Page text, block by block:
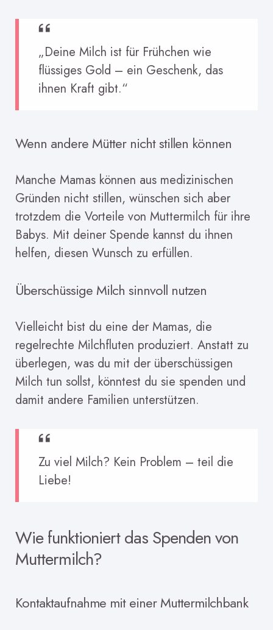
„Deine Milch ist für Frühchen wie
flüssiges Gold – ein Geschenk, das
ihnen Kraft gibt.“
Wenn andere Mütter nicht stillen können
Manche Mamas können aus medizinischen
Gründen nicht stillen, wünschen sich aber
trotzdem die Vorteile von Muttermilch für ihre
Babys. Mit deiner Spende kannst du ihnen
helfen, diesen Wunsch zu erfüllen.
Überschüssige Milch sinnvoll nutzen
Vielleicht bist du eine der Mamas, die
regelrechte Milchfluten produziert. Anstatt zu
überlegen, was du mit der überschüssigen
Milch tun sollst, könntest du sie spenden und
damit andere Familien unterstützen.
Zu viel Milch? Kein Problem – teil die
Liebe!
Wie funktioniert das Spenden von
Muttermilch?
Kontaktaufnahme mit einer Muttermilchbank